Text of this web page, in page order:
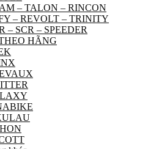
– TALON – RINCON
– REVOLT – TRINITY
– SCR – SPEEDER
HÃNG